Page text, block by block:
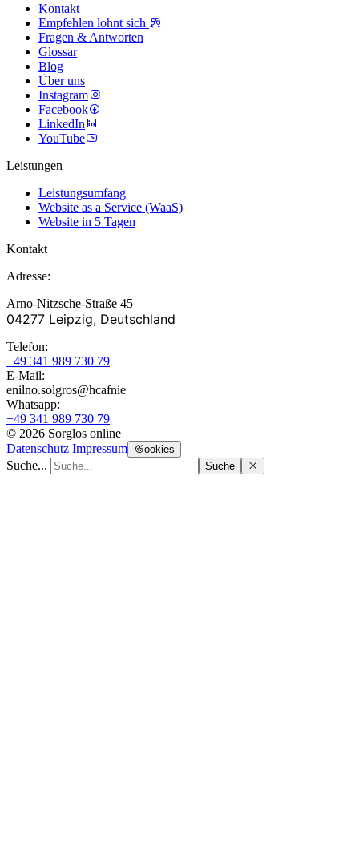
Kontakt
Empfehlen lohnt sich
Fragen & Antworten
Glossar
Blog
Über uns
Instagram
Facebook
LinkedIn
YouTube
Leistungen
Leistungsumfang
Website as a Service (WaaS)
Website in 5 Tagen
Kontakt
Adresse:
Arno-Nitzsche-Straße 45
04277 Leipzig, Deutschland
Telefon:
+49 341 989 730 79
E-Mail:
enilno.solgros@hcafnie
Whatsapp:
+49 341 989 730 79
© 2026 Sorglos online
Datenschutz Impressum ookies
Suche... Suche